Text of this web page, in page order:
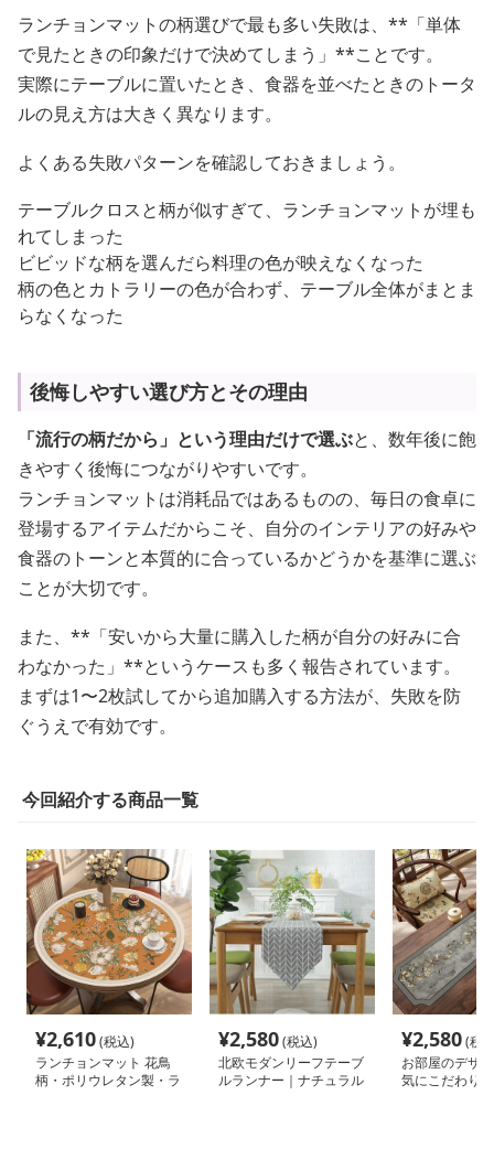
ランチョンマットの柄選びで最も多い失敗は、**「単体
で見たときの印象だけで決めてしまう」**ことです。
実際にテーブルに置いたとき、食器を並べたときのトータ
ルの見え方は大きく異なります。
よくある失敗パターンを確認しておきましょう。
テーブルクロスと柄が似すぎて、ランチョンマットが埋も
れてしまった
ビビッドな柄を選んだら料理の色が映えなくなった
柄の色とカトラリーの色が合わず、テーブル全体がまとま
らなくなった
後悔しやすい選び方とその理由
「流行の柄だから」という理由だけで選ぶと、数年後に飽
きやすく後悔につながりやすいです。
ランチョンマットは消耗品ではあるものの、毎日の食卓に
登場するアイテムだからこそ、自分のインテリアの好みや
食器のトーンと本質的に合っているかどうかを基準に選ぶ
ことが大切です。
また、**「安いから大量に購入した柄が自分の好みに合
わなかった」**というケースも多く報告されています。
まずは1〜2枚試してから追加購入する方法が、失敗を防
ぐうえで有効です。
今回紹介する商品一覧
¥2,610(税込)
ランチョンマット 花鳥
柄・ポリウレタン製・ラ
¥2,580(税込)
北欧モダンリーフテーブ
ルランナー｜ナチュラル
¥2,580(税
お部屋のデザ
気にこだわり